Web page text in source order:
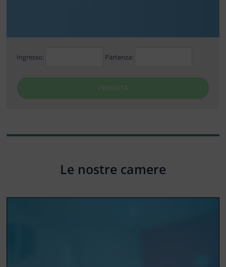
Ingresso: Partenza:
PRENOTA
Le nostre camere